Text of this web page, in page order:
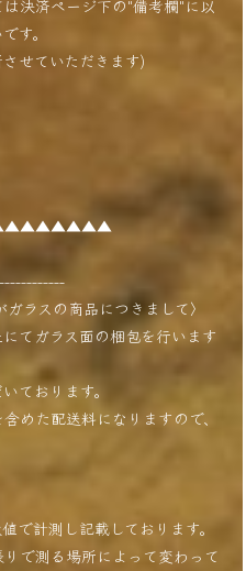
決済ページ下の"備考欄"に以
す。
せていただきます)
ラスの商品につきまして〉
てガラス面の梱包を行います
ております。
めた配送料になりますので、
で計測し記載しております。
で測る場所によって変わって